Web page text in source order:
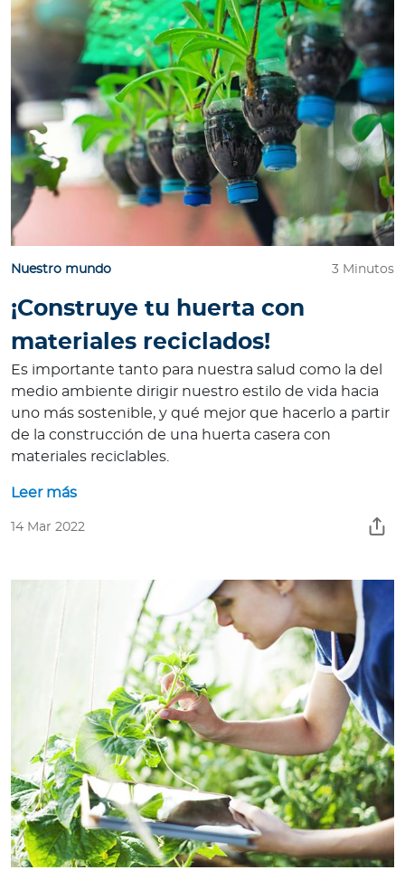
e
s
A
g
e
n
e
P
r
e
s
t
a
d
o
s
Ingresar a Mi Bupa
Para Clientes
Para Agentes
Nuestro mundo 3 Minutos
¡Construye tu huerta con
materiales reciclados!
Es importante tanto para nuestra salud como la del
medio ambiente dirigir nuestro estilo de vida hacia
uno más sostenible, y qué mejor que hacerlo a partir
de la construcción de una huerta casera con
materiales reciclables.
Leer más
14 Mar 2022